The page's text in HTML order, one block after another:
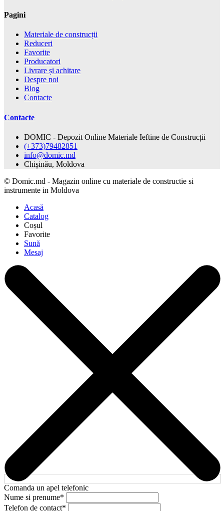
Pagini
Materiale de construcții
Reduceri
Favorite
Producatori
Livrare și achitare
Despre noi
Blog
Contacte
Contacte
DOMIC - Depozit Online Materiale Ieftine de Construcții
(+373)79482851
info@domic.md
Chișinău, Moldova
© Domic.md - Magazin online cu materiale de constructie si
instrumente in Moldova
Acasă
Catalog
Coșul
Favorite
Sună
Mesaj
Comanda un apel telefonic
Nume si prenume*
Telefon de contact*